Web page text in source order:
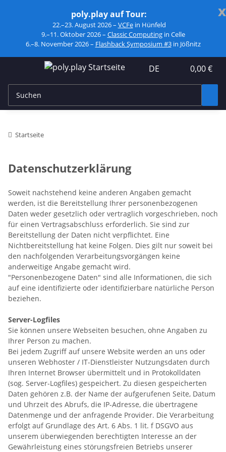
x
poly.play auf Tour:
22.–23. August 2026 – VCFein Hünfeld
9.–11. Oktober 2026 – Classic Computingin Celle
6.–8. November 2026 – Flashback Symposium #3in Jößnitz
DE 0,00 €
Startseite
Datenschutzerklärung
Soweit nachstehend keine anderen Angaben gemacht
werden, ist die Bereitstellung Ihrer personenbezogenen
Daten weder gesetzlich oder vertraglich vorgeschrieben, noch
für einen Vertragsabschluss erforderlich. Sie sind zur
Bereitstellung der Daten nicht verpflichtet. Eine
Nichtbereitstellung hat keine Folgen. Dies gilt nur soweit bei
den nachfolgenden Verarbeitungsvorgängen keine
anderweitige Angabe gemacht wird.
"Personenbezogene Daten" sind alle Informationen, die sich
auf eine identifizierte oder identifizierbare natürliche Person
beziehen.
Server-Logfiles
Sie können unsere Webseiten besuchen, ohne Angaben zu
Ihrer Person zu machen.
Bei jedem Zugriff auf unsere Website werden an uns oder
unseren Webhoster / IT-Dienstleister Nutzungsdaten durch
Ihren Internet Browser übermittelt und in Protokolldaten
(sog. Server-Logfiles) gespeichert. Zu diesen gespeicherten
Daten gehören z.B. der Name der aufgerufenen Seite, Datum
und Uhrzeit des Abrufs, die IP-Adresse, die übertragene
Datenmenge und der anfragende Provider. Die Verarbeitung
erfolgt auf Grundlage des Art. 6 Abs. 1 lit. f DSGVO aus
unserem überwiegenden berechtigten Interesse an der
Gewährleistung eines störungsfreien Betriebs unserer